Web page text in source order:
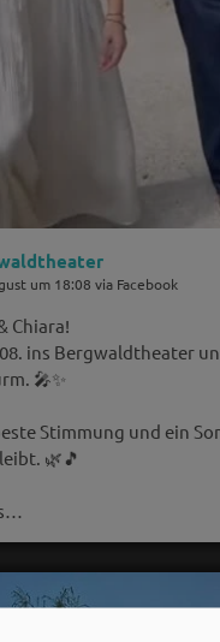
um 18:08 via Facebook
Chiara!
ins Bergwaldtheater
🎤✨
Stimmung und ein
🌿🎵